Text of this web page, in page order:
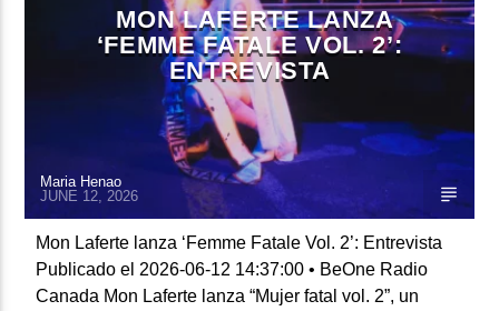
MON LAFERTE LANZA
‘FEMME FATALE VOL. 2’:
ENTREVISTA
Maria Henao
JUNE 12, 2026
Mon Laferte lanza ‘Femme Fatale Vol. 2’: Entrevista
Publicado el 2026-06-12 14:37:00 • BeOne Radio
Canada Mon Laferte lanza “Mujer fatal vol. 2”, un